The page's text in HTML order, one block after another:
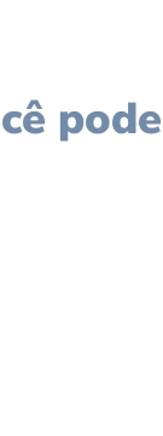
pode